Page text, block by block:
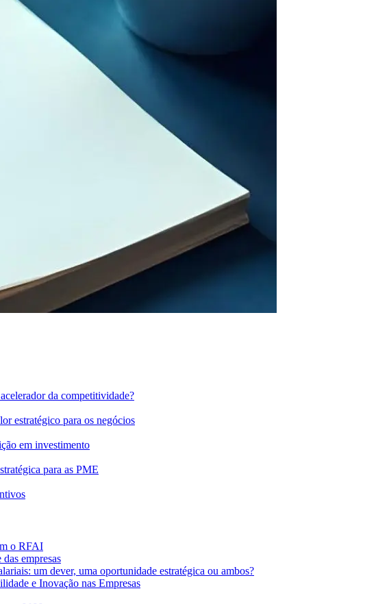
da competitividade?
estratégico para os negócios
em investimento
para as PME
o RFAI
empresas
um dever, uma oportunidade estratégica ou ambos?
e Inovação nas Empresas